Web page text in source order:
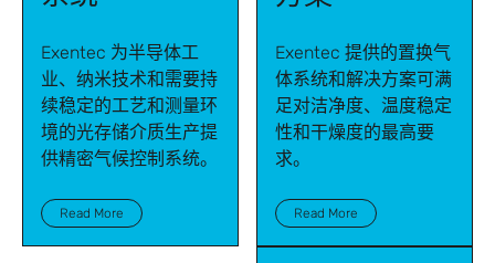
Exentec 为半导体工
业、纳米技术和需要持
续稳定的工艺和测量环
境的光存储介质生产提
供精密气候控制系统。
Read More
Exentec 提供的置换气
体系统和解决方案可满
足对洁净度、温度稳定
性和干燥度的最高要
求。
Read More